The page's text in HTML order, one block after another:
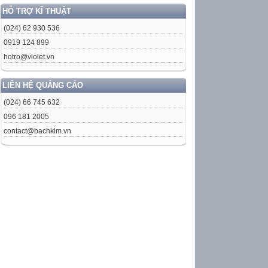
HỖ TRỢ KĨ THUẬT
(024) 62 930 536
0919 124 899
hotro@violet.vn
LIÊN HỆ QUẢNG CÁO
(024) 66 745 632
096 181 2005
contact@bachkim.vn